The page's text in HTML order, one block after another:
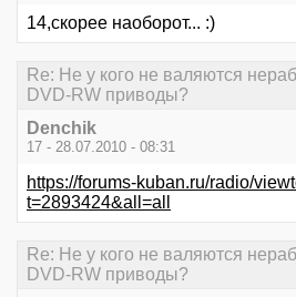
14,скорее наоборот... :)
Re: Не у кого не валяются
DVD-RW приводы?
Denchik
17 - 28.07.2010 - 08:31
https://forums-kuban.ru/radio/
t=2893424&all=all
Re: Не у кого не валяются
DVD-RW приводы?